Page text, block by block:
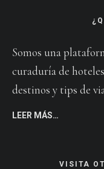
Somos una
curaduría de
destinos y tips de
LEER MÁS…
VISITA